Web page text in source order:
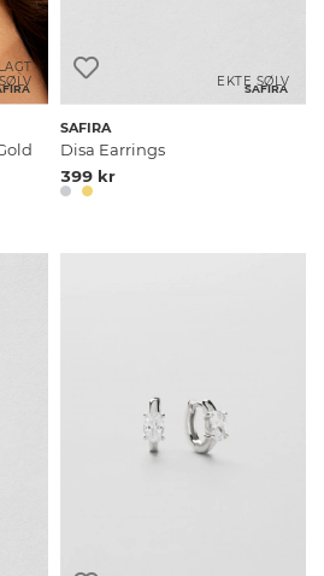
SAFIRA
EKTE SØLV
SAFIRA
Disa Earrings
399 kr